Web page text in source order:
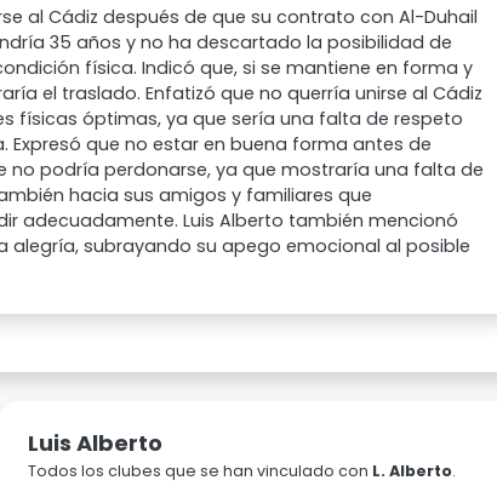
al Cádiz después de que su contrato con Al-Duhail
35 años y no ha descartado la posibilidad de
física. Indicó que, si se mantiene en forma y
el traslado. Enfatizó que no querría unirse al Cádiz
físicas óptimas, ya que sería una falta de respeto
Expresó que no estar en buena forma antes de
no podría perdonarse, ya que mostraría una falta de
hacia sus amigos y familiares que
adecuadamente. Luis Alberto también mencionó
alegría, subrayando su apego emocional al posible
Luis Alberto
Todos los clubes que se han vinculado con L. Alberto.